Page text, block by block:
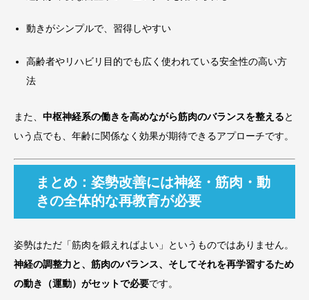
動きがシンプルで、習得しやすい
高齢者やリハビリ目的でも広く使われている安全性の高い方
法
また、 中枢神経系の働きを高めながら筋肉のバランスを整えると
いう点でも、年齢に関係なく効果が期待できるアプローチです。
まとめ：姿勢改善には神経・筋肉・動
きの全体的な再教育が必要
姿勢はただ「筋肉を鍛えればよい」というものではありません。
神経の調整力と、筋肉のバランス、そしてそれを再学習するため
の動き（運動）がセットで必要です。